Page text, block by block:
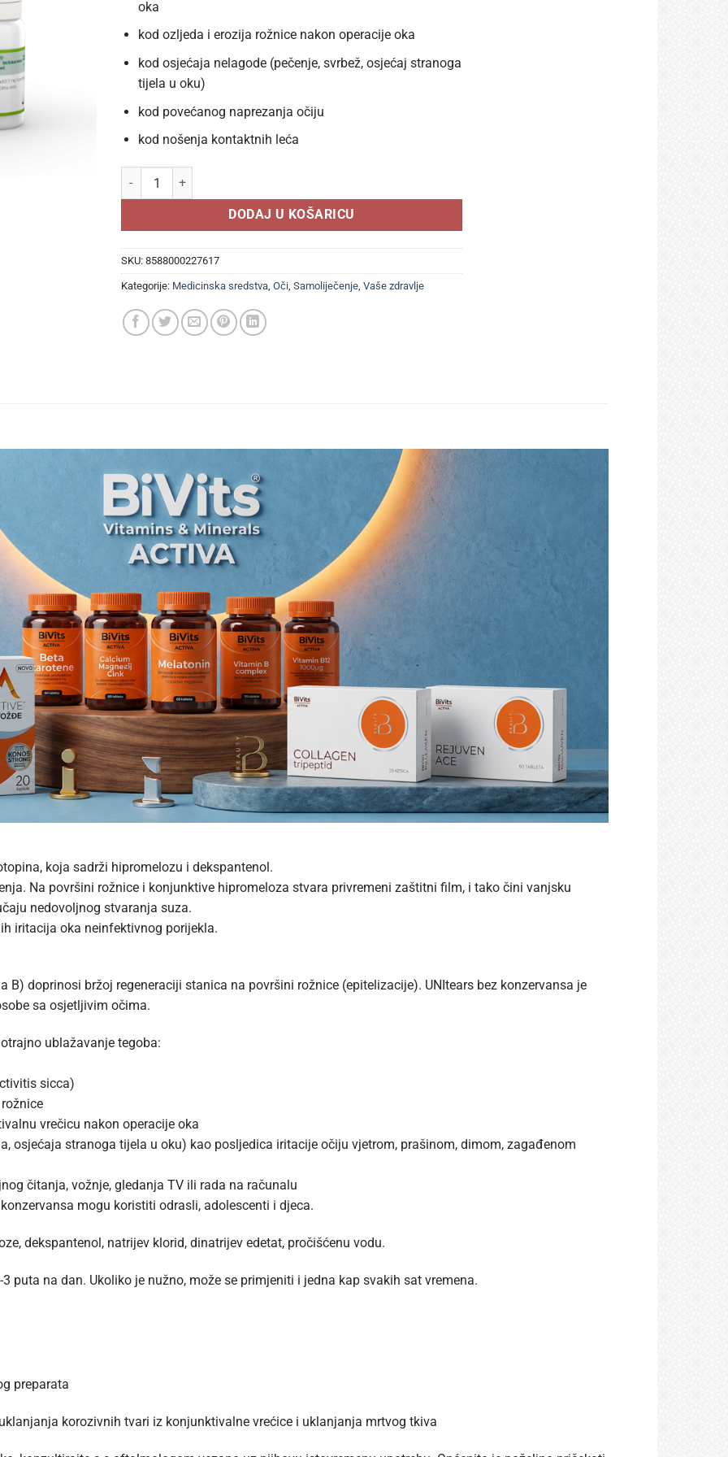
oka
kod ozljeda i erozija rožnice nakon operacije oka
kod osjećaja nelagode (pečenje, svrbež, osjećaj stranoga
tijela u oku)
kod povećanog naprezanja očiju
kod nošenja kontaktnih leća
Unimed Pharma UNItears - Umjetne suze 10ml količina
DODAJ U KOŠARICU
SKU: 8588000227617
Kategorije: Medicinska sredstva Oči Samoliječenje Vaše zdravlje
koja sadrži hipromelozu i dekspantenol.
Na površini rožnice i konjunktive hipromeloza stvara privremeni zaštitni film, i tako čini vanjsku
nedovoljnog stvaranja suza.
iritacija oka neinfektivnog porijekla.
doprinosi bržoj regeneraciji stanica na površini rožnice (epitelizacije). UNItears bez konzervansa je
sa osjetljivim očima.
ublažavanje tegoba:
sicca)
vrečicu nakon operacije oka
osjećaja stranoga tijela u oku) kao posljedica iritacije očiju vjetrom, prašinom, dimom, zagađenom
čitanja, vožnje, gledanja TV ili rada na računalu
mogu koristiti odrasli, adolescenti i djeca.
dekspantenol, natrijev klorid, dinatrijev edetat, pročišćenu vodu.
puta na dan. Ukoliko je nužno, može se primjeniti i jedna kap svakih sat vremena.
preparata
korozivnih tvari iz konjunktivalne vrećice i uklanjanja mrtvog tkiva